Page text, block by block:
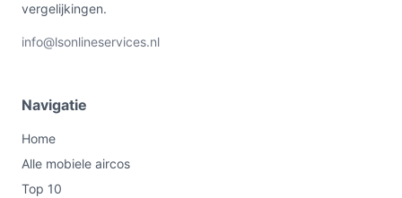
vergelijkingen.
info@lsonlineservices.nl
Navigatie
Home
Alle mobiele aircos
Top 10